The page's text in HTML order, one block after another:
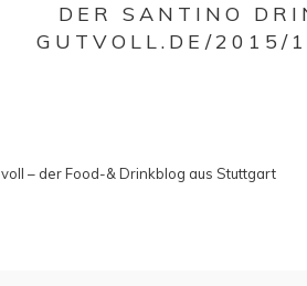
DER SANTINO
GUTVOLL.DE/2015/
– der Food-& Drinkblog aus Stuttgart